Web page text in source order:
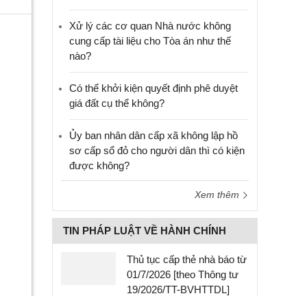
Xử lý các cơ quan Nhà nước không
cung cấp tài liệu cho Tòa án như thế
nào?
Có thể khởi kiện quyết định phê duyệt
giá đất cụ thể không?
Ủy ban nhân dân cấp xã không lập hồ
sơ cấp sổ đỏ cho người dân thì có kiện
được không?
Xem thêm
TIN PHÁP LUẬT VỀ HÀNH CHÍNH
Thủ tục cấp thẻ nhà báo từ
01/7/2026 [theo Thông tư
19/2026/TT-BVHTTDL]